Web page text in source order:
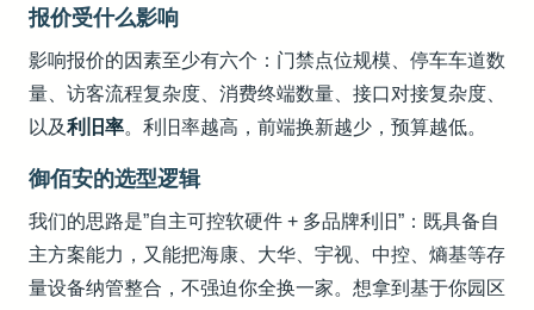
报价受什么影响
影响报价的因素至少有六个：门禁点位规模、停车车道数
量、访客流程复杂度、消费终端数量、接口对接复杂度、
以及利旧率。利旧率越高，前端换新越少，预算越低。
御佰安的选型逻辑
我们的思路是”自主可控软硬件 + 多品牌利旧”：既具备自
主方案能力，又能把海康、大华、宇视、中控、熵基等存
量设备纳管整合，不强迫你全换一家。想拿到基于你园区